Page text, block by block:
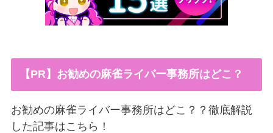
【PR】お勧めの麻雀ライバー事務所はどこ？
お勧めの麻雀ライバー事務所はどこ？？徹底解説
した記事はこちら！